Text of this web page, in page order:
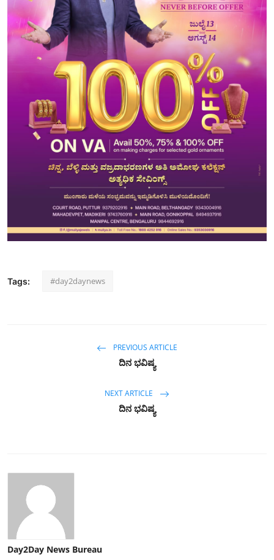
Tags: #day2daynews
PREVIOUS ARTICLE
ದಿನ ಭವಿಷ್ಯ
NEXT ARTICLE
ದಿನ ಭವಿಷ್ಯ
Day2Day News Bureau